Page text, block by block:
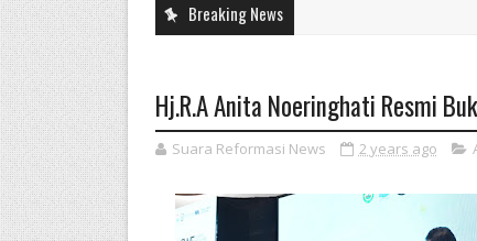
Breaking News
Hj.R.A Anita Noeringhati Resmi
Suara Reformasi News 2 years ago